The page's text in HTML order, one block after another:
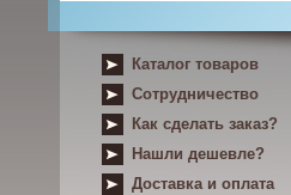
Каталог товаров
Сотрудничество
Как сделать заказ?
Нашли дешевле?
Доставка и оплата